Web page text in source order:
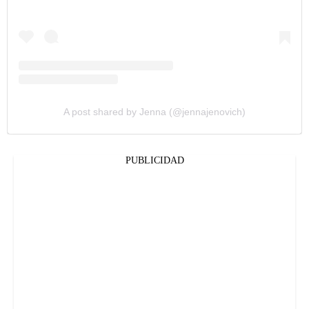
A post shared by Jenna (@jennajenovich)
PUBLICIDAD